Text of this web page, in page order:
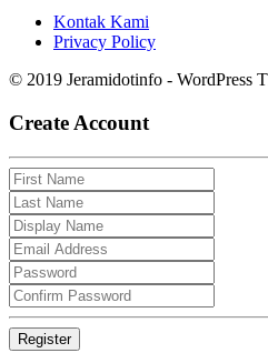
Kontak Kami
Privacy Policy
© 2019 Jeramidotinfo - WordPress
Create Account